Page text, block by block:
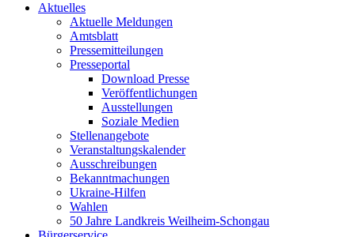
Aktuelles
Aktuelle Meldungen
Amtsblatt
Pressemitteilungen
Presseportal
Download Presse
Veröffentlichungen
Ausstellungen
Soziale Medien
Stellenangebote
Veranstaltungskalender
Ausschreibungen
Bekanntmachungen
Ukraine-Hilfen
Wahlen
50 Jahre Landkreis Weilheim-Schongau